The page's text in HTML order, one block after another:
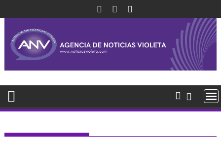
al
contenido